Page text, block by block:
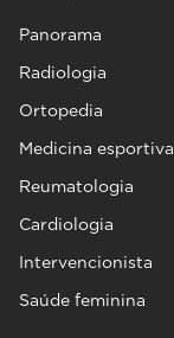
Panorama
Radiologia
Ortopedia
Medicina esportiva
Reumatologia
Cardiologia
Intervencionista
Saúde feminina